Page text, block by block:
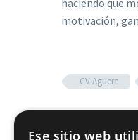
motivación,
CV Aguere
Ese sitio web